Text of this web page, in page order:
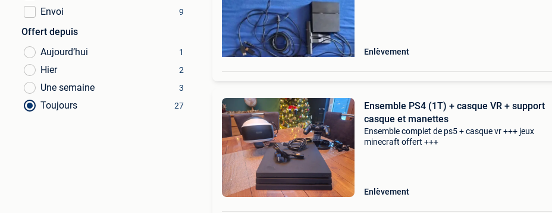
Envoi 9
Offert depuis
Aujourd’hui
1
Hier 2
Une semaine 3
Toujours 27
Enlèvement
Ensemble PS4 (1T) + casque VR + support
casque et manettes
Ensemble complet de ps5 + casque vr +++ jeux
minecraft offert +++
Enlèvement